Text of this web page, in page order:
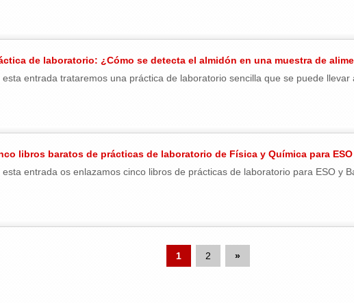
de laboratorio: ¿Cómo se detecta el almidón en una muestra de
esta entrada trataremos una práctica de laboratorio sencilla que se puede llevar
libros baratos de prácticas de laboratorio de Física y Química para
esta entrada os enlazamos cinco libros de prácticas de laboratorio para ESO y
1
2 »